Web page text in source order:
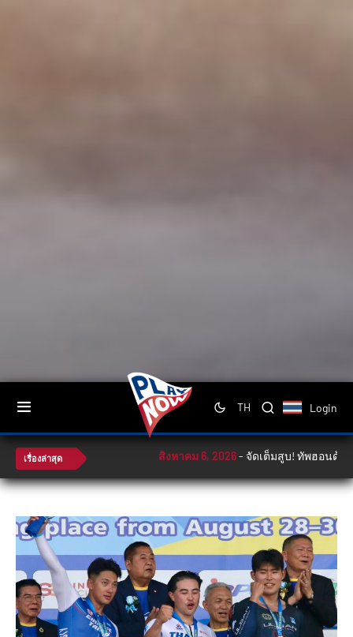
TH Login
เรื่องล่าสุด สิงหาคม 6, 2026-จัดเต็มสูบ! ทัพฮอนด้าลุ้นล่